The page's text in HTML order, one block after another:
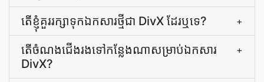
តើ​ខ្ញុំ​គួរ​រក្សាទុក​ឯកសារ​ថ្មី​ជា DivX ដែរឬទេ? +
តើ​ចំណង​ជើង​រង​ទៅ​កន្លែង​ណា​សម្រាប់​ឯកសារ
DivX?
+